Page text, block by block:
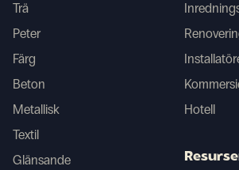
Trä
Peter
Färg
Beton
Metallisk
Textil
Glänsande
Hotell